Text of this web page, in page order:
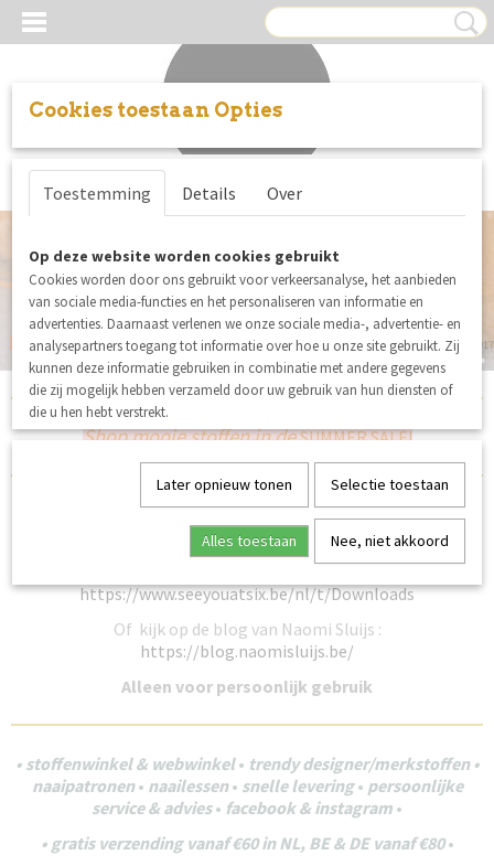
Inloggen Registreren
SENZA LIMITS © 2017
De mooiste stoffen en fournituren voor jouw naaiproject SENZA LIMITS © 2017
See You At Six Playtime 33
SENZA LIMITS © 2017
Ruitjes en Ibizabandjes
SENZA LIMITS © 2017
KATIA FABRICS EQUINOX COLLECTIE SENZA LIMITS © 2017
Notches
Shop mooie stoffen in de SUMMER SALE!
See You At Six Playtime 33 zomercollectie met leuke
extraatjes
https://www.seeyouatsix.be/nl/t/Downloads
Of kijk op de blog van Naomi Sluijs :
https://blog.naomisluijs.be/
Alleen voor persoonlijk gebruik
• stoffenwinkel & webwinkel• trendydesigner/merkstoffen •
naaipatronen• naailessen• snelle levering• persoonlijke
service & advies• facebook & instagram •
• gratis verzending vanaf €60 in NL, BE & DE vanaf €80•
Cookies toestaan Opties
Toestemming Details Over
Op deze website worden cookies gebruikt
Cookies worden door ons gebruikt voor verkeersanalyse, het aanbieden
van sociale media-functies en het personaliseren van informatie en
advertenties. Daarnaast verlenen we onze sociale media-, advertentie- en
analysepartners toegang tot informatie over hoe u onze site gebruikt. Zij
kunnen deze informatie gebruiken in combinatie met andere gegevens
die zij mogelijk hebben verzameld door uw gebruik van hun diensten of
die u hen hebt verstrekt.
Later opnieuw tonen Selectie toestaan
Alles toestaan Nee, niet akkoord